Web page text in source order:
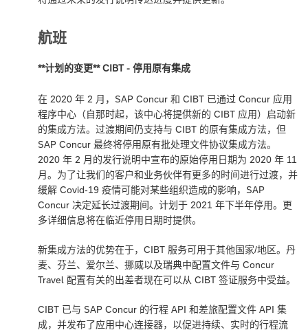
航班
**计划的变更** CIBT - 停用原有集成
在 2020 年 2 月，SAP Concur 和 CIBT 已通过 Concur 应用
程序中心（自那时起，该中心将提供新的 CIBT 应用）启动新
的集成方法。过渡期间仍支持与 CIBT 的原有集成方法，但
SAP Concur 最终将停用原有批处理文件协议集成方法。
2020 年 2 月的发行说明中宣布的原始停用日期为 2020 年 11
月。为了让我们的客户和业务伙伴有更多的时间进行过渡，并
缓解 Covid-19 疫情可能对某些组织造成的影响，SAP
Concur 决定延长过渡期间。计划于 2021 年下半年停用。更
多详细信息将在临近停用日期时提供。
新集成方法的优势在于，CIBT 服务可用于其他国家/地区。丹
麦、芬兰、爱尔兰、挪威以及瑞典中配置文件与 Concur
Travel 配置有关的出差者现在可以从 CIBT 签证服务中受益。
CIBT 已与 SAP Concur 的行程 API 和差旅配置文件 API 集
成，并发布了应用中心连接器，以促进持续、实时的行程流